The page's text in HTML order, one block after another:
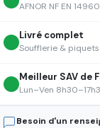
AFNOR NF EN
Livré complet
Soufflerie &
Meilleur SAV de
Lun–Ven
Besoin d'un